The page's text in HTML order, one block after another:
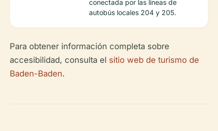
conectada por las líneas de
autobús locales 204 y 205.
Para obtener información completa sobre
accesibilidad, consulta el sitio web de turismo de
Baden-Baden.